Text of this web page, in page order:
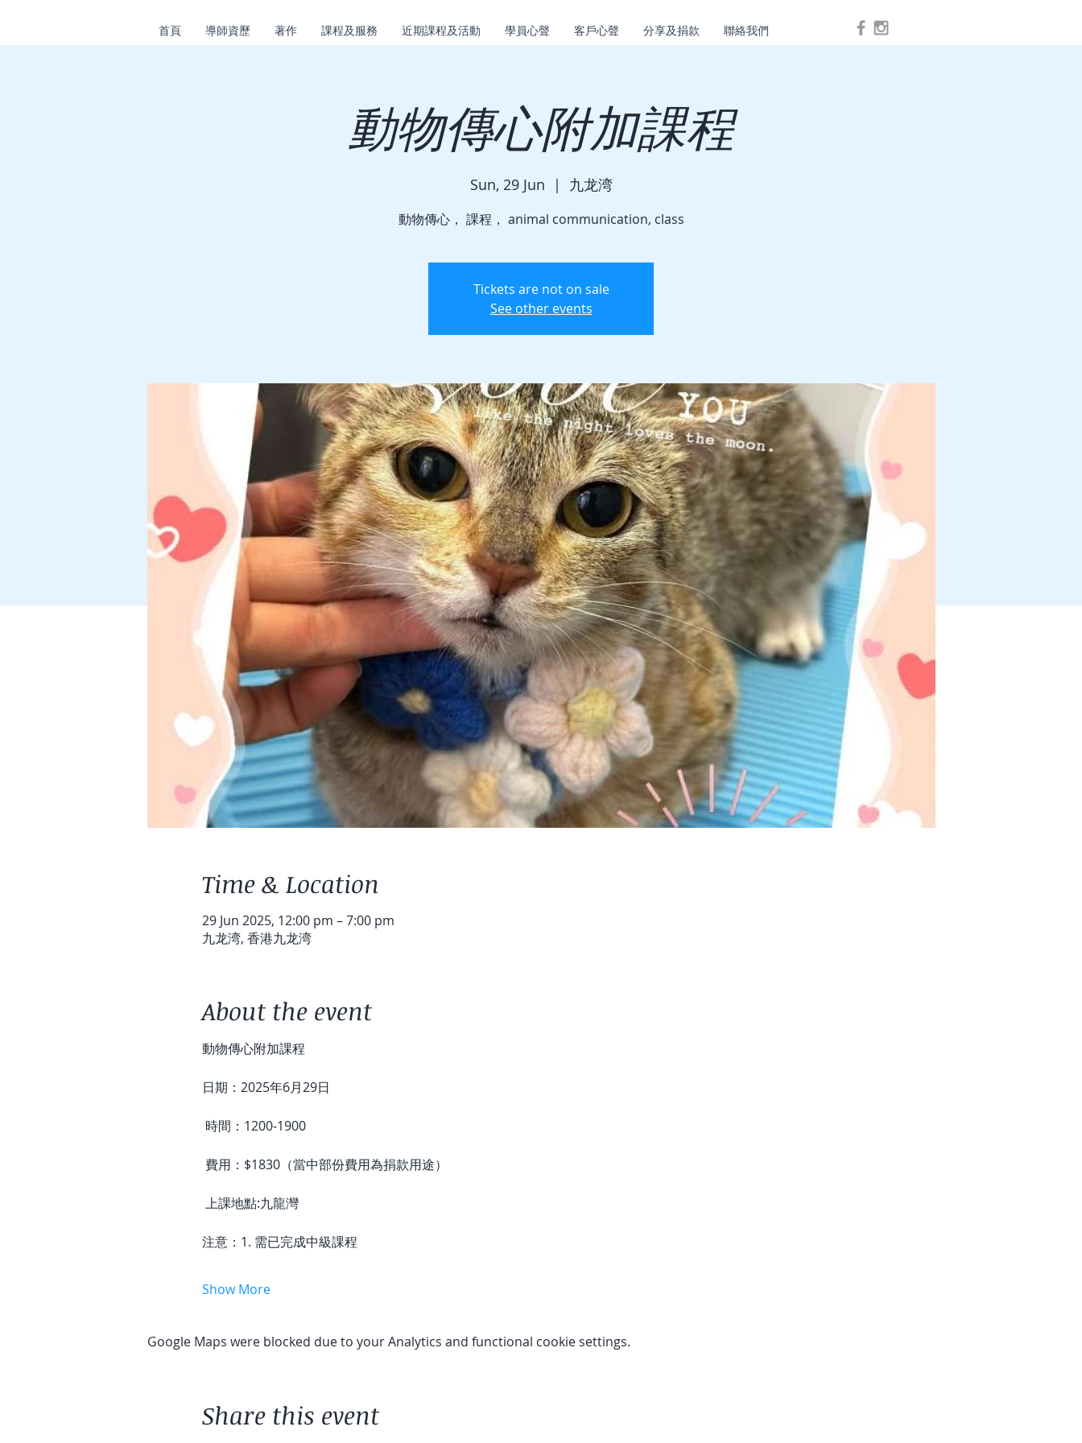
首頁 導師資歷 著作 課程及服務 近期課程及活動 學員心聲 客戶心聲 分享及捐款 聯絡我們
動物傳心附加課程
Sun, 29 Jun
  |
九龙湾
動物傳心， 課程， animal communication, class
Tickets are not on sale
See other events
Time & Location
29 Jun 2025, 12:00 pm – 7:00 pm
九龙湾, 香港九龙湾
About the event
動物傳心附加課程
日期：2025年6月29日
時間：1200-1900
費用：$1830（當中部份費用為捐款用途）
上課地點:九龍灣
注意：1. 需已完成中級課程
Show More
Google Maps were blocked due to your Analytics and functional cookie settings.
Share this event